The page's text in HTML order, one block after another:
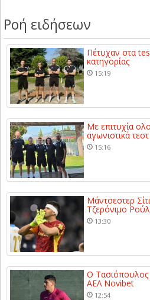
Ροή ειδήσεων
Πέτυχαν στα
κατηγορίας
15:19
Με επιτυχία
αγωνιστικά τεστ
15:16
Μάντσεστερ
Τζερόνιμο
13:30
Ο Τασιόπουλος
ΑΕΛ Novibet
12:54